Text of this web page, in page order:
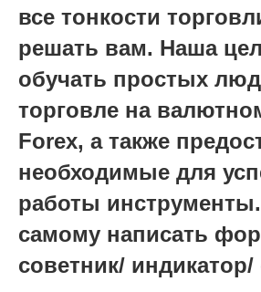
все тонкости
решать вам. Наша
обучать простых
торговле на
Forex, а также
необходимые для
работы
самому написать
советник/ индикатор/